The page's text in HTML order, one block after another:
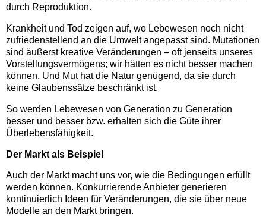
durch Reproduktion.
Krankheit und Tod zeigen auf, wo Lebewesen noch nicht
zufriedenstellend an die Umwelt angepasst sind. Mutationen
sind äußerst kreative Veränderungen – oft jenseits unseres
Vorstellungsvermögens; wir hätten es nicht besser machen
können. Und Mut hat die Natur genügend, da sie durch
keine Glaubenssätze beschränkt ist.
So werden Lebewesen von Generation zu Generation
besser und besser bzw. erhalten sich die Güte ihrer
Überlebensfähigkeit.
Der Markt als Beispiel
Auch der Markt macht uns vor, wie die Bedingungen erfüllt
werden können. Konkurrierende Anbieter generieren
kontinuierlich Ideen für Veränderungen, die sie über neue
Modelle an den Markt bringen.